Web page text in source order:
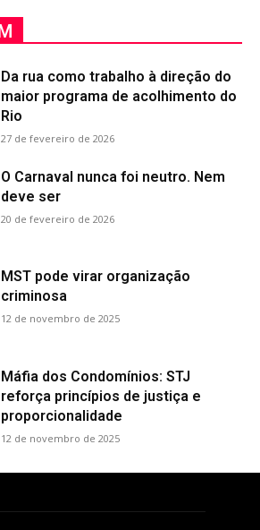
Da rua como trabalho à direção do
maior programa de acolhimento do
Rio
27 de fevereiro de 2026
O Carnaval nunca foi neutro. Nem
deve ser
20 de fevereiro de 2026
MST pode virar organização
criminosa
12 de novembro de 2025
Máfia dos Condomínios: STJ
reforça princípios de justiça e
proporcionalidade
12 de novembro de 2025